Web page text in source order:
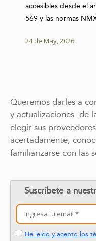
accesibles desde el
569 y las normas
24 de May, 2026
Queremos darles a
y actualizaciones de
elegir sus
acertadamente,
familiarizarse con las
Suscríbete a
He leído y acepto los